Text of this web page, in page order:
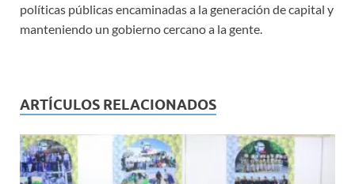
políticas públicas encaminadas a la generación de capital y
manteniendo un gobierno cercano a la gente.
ARTÍCULOS RELACIONADOS